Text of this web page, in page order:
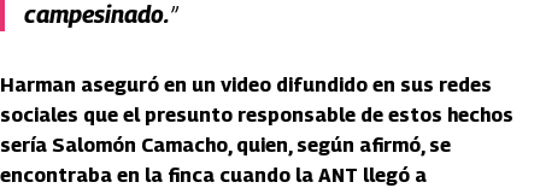
campesinado.”
Harman aseguró en un video difundido en sus redes
sociales que el presunto responsable de estos hechos
sería Salomón Camacho, quien, según afirmó, se
encontraba en la finca cuando la ANT llegó a